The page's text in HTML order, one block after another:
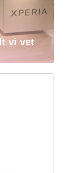
vi vet